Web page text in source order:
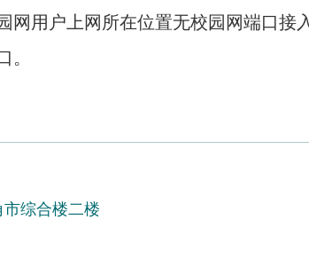
用户上网所在位置无校园网端口接
。
综合楼二楼